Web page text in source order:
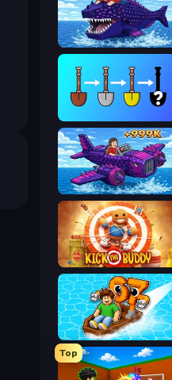
Obby Fish Challenge: Ride
Obby Plane Power Challenge: Fly
Kick the Buddy
Float for Brainrots
Top